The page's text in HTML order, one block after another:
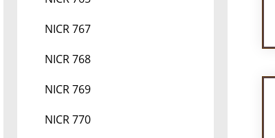
NICR 767
NICR 768
NICR 769
NICR 770